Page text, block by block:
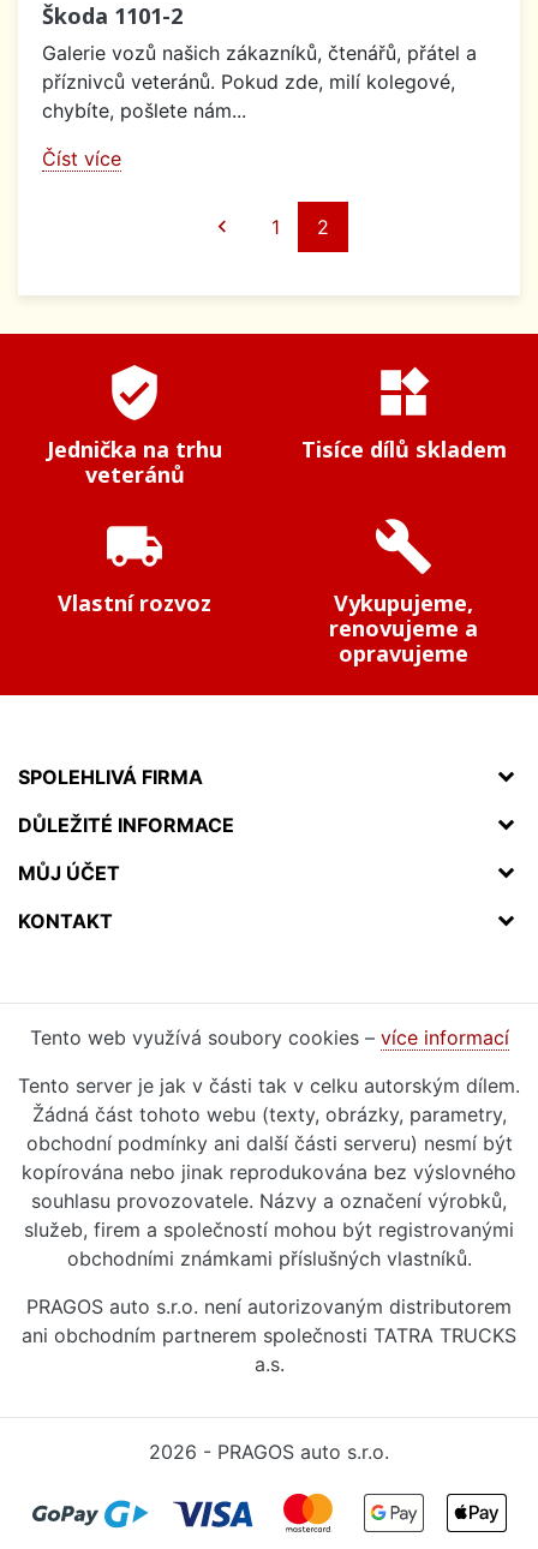
Škoda 1101-2
Galerie vozů našich zákazníků, čtenářů, přátel a
příznivců veteránů. Pokud zde, milí kolegové,
chybíte, pošlete nám...
Číst více
Předchozí
 1 2
verified_user
Jednička na trhu
veteránů
widgets
Tisíce dílů skladem
local_shipping
Vlastní rozvoz
build
Vykupujeme,
renovujeme a
opravujeme
SPOLEHLIVÁ FIRMA
DŮLEŽITÉ INFORMACE
MŮJ ÚČET
KONTAKT
Tento web využívá soubory cookies – více informací
Tento server je jak v části tak v celku autorským dílem.
Žádná část tohoto webu (texty, obrázky, parametry,
obchodní podmínky ani další části serveru) nesmí být
kopírována nebo jinak reprodukována bez výslovného
souhlasu provozovatele. Názvy a označení výrobků,
služeb, firem a společností mohou být registrovanými
obchodními známkami příslušných vlastníků.
PRAGOS auto s.r.o. není autorizovaným distributorem
ani obchodním partnerem společnosti TATRA TRUCKS
a.s.
2026 - PRAGOS auto s.r.o.